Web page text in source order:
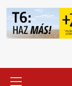
principal